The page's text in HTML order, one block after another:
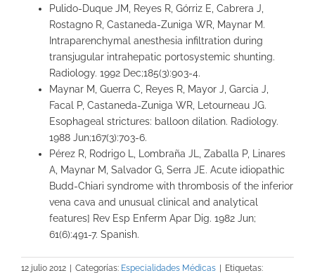
Pulido-Duque JM, Reyes R, Górriz E, Cabrera J,
Rostagno R, Castaneda-Zuniga WR, Maynar M.
Intraparenchymal anesthesia infiltration during
transjugular intrahepatic portosystemic shunting.
Radiology. 1992 Dec;185(3):903-4.
Maynar M, Guerra C, Reyes R, Mayor J, Garcia J,
Facal P, Castaneda-Zuniga WR, Letourneau JG.
Esophageal strictures: balloon dilation. Radiology.
1988 Jun;167(3):703-6.
Pérez R, Rodrigo L, Lombraña JL, Zaballa P, Linares
A, Maynar M, Salvador G, Serra JE. Acute idiopathic
Budd-Chiari syndrome with thrombosis of the inferior
vena cava and unusual clinical and analytical
features] Rev Esp Enferm Apar Dig. 1982 Jun;
61(6):491-7. Spanish.
12 julio 2012 Categorías: Especialidades Médicas
Etiquetas: